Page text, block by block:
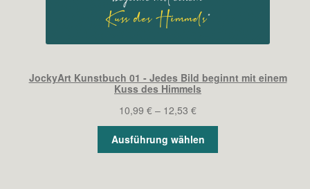
JockyArt Kunstbuch 01 - Jedes Bild beginnt mit einem
Kuss des Himmels
10,99 € – 12,53 €Preisspanne:
10,99 €
bis
12,53 €
Ausführung wählen